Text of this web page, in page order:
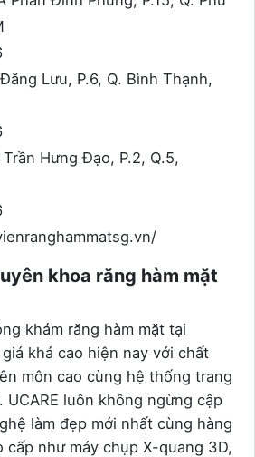
Lưu, P.6, Q. Bình Thạnh,
Hưng Đạo, P.2, Q.5,
khoa răng hàm mặt
khám răng hàm mặt tại
khá cao hiện nay với chất
môn cao cùng hệ thống trang
UCARE luôn không ngừng cập
làm đẹp mới nhất cùng hàng
cấp như máy chụp X-quang 3D,